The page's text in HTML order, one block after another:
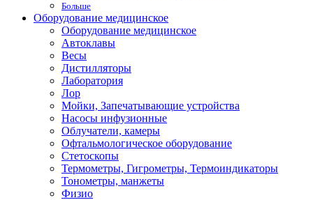
Больше
Оборудование медицинское
Оборудование медицинское
Автоклавы
Весы
Дистилляторы
Лаборатория
Лор
Мойки, Запечатывающие устройства
Насосы инфузионные
Облучатели, камеры
Офтальмологическое оборудование
Стетоскопы
Термометры, Гигрометры, Термоиндикаторы
Тонометры, манжеты
Физио